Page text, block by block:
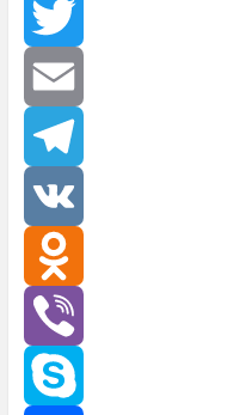
Facebook
Twitter
Email
Telegram
VK
Odnoklassniki
Viber